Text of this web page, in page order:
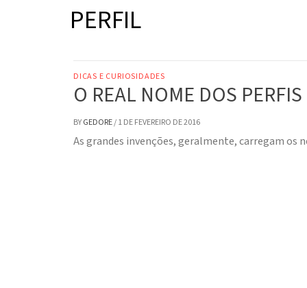
PERFIL
DICAS E CURIOSIDADES
O REAL NOME DOS PERFIS
BYGEDORE/1 DE FEVEREIRO DE 2016
As grandes invenções, geralmente, carregam os